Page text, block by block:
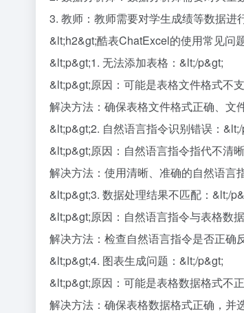
3. 教师：教师需要对学生成绩等数据
&lt;h2&gt;酷表ChatExcel的使用常见问
&lt;p&gt;1. 无法添加表格：&lt;/p&gt;
&lt;p&gt;原因：可能是表格文件格式不
解决方法：确保表格文件格式正确、文
&lt;p&gt;2. 自然语言指令识别错误：
&lt;p&gt;原因：自然语言指令指代不清
解决方法：使用清晰、准确的自然语言
&lt;p&gt;3. 数据处理结果不匹配：&lt;/
&lt;p&gt;原因：自然语言指令与表格数
解决方法：检查自然语言指令是否正确
&lt;p&gt;4. 图表生成问题：&lt;/p&gt;
&lt;p&gt;原因：可能是表格数据格式不
解决方法：确保表格数据格式正确，并